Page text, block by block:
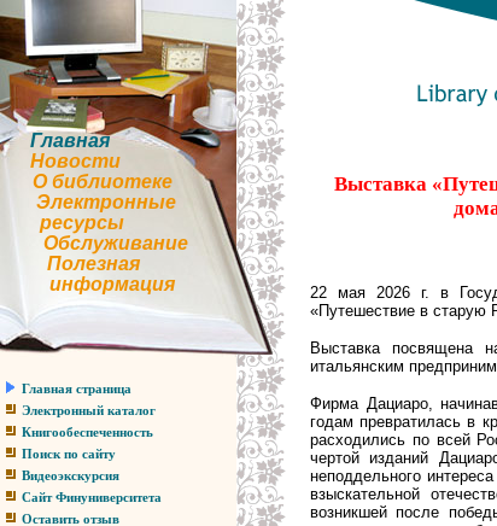
Главная
Новости
О библиотеке
Электронные
ресурсы
Обслуживание
Полезная
информация
Главная страница
Электронный каталог
Книгообеспеченность
Поиск по сайту
Видеоэкскурсия
Сайт Финуниверситета
Оставить отзыв
Выставка
22 мая 2026 г. в
«Путешествие в старую
Выставка посвящена
итальянским
Фирма Дациаро,
годам превратилась в
расходились по всей
чертой изданий
неподдельного
взыскательной
возникшей после